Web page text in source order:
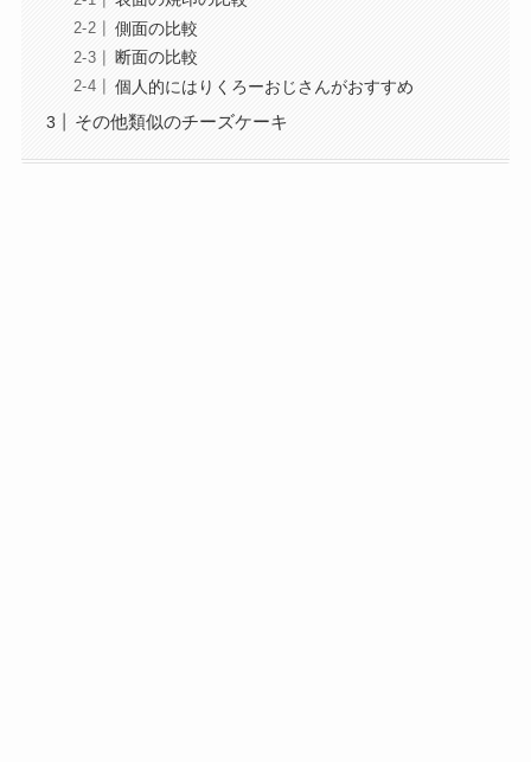
側面の比較
断面の比較
個人的にはりくろーおじさんがおすすめ
その他類似のチーズケーキ